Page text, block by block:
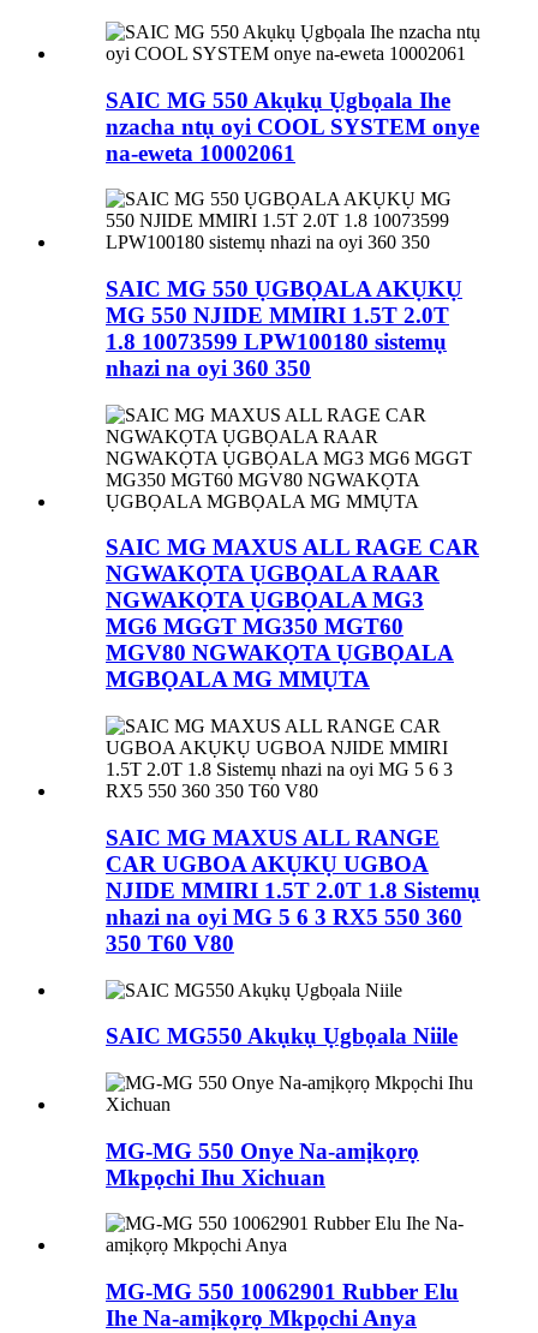
SAIC MG 550 Akụkụ Ụgbọala Ihe
nzacha ntụ oyi COOL SYSTEM onye
na-eweta 10002061
SAIC MG 550 ỤGBỌALA AKỤKỤ
MG 550 NJIDE MMIRI 1.5T 2.0T
1.8 10073599 LPW100180 sistemụ
nhazi na oyi 360 350
SAIC MG MAXUS ALL RAGE CAR
NGWAKỌTA ỤGBỌALA RAAR
NGWAKỌTA ỤGBỌALA MG3
MG6 MGGT MG350 MGT60
MGV80 NGWAKỌTA ỤGBỌALA
MGBỌALA MG MMỤTA
SAIC MG MAXUS ALL RANGE
CAR UGBOA AKỤKỤ UGBOA
NJIDE MMIRI 1.5T 2.0T 1.8 Sistemụ
nhazi na oyi MG 5 6 3 RX5 550 360
350 T60 V80
SAIC MG550 Akụkụ Ụgbọala Niile
MG-MG 550 Onye Na-amịkọrọ
Mkpọchi Ihu Xichuan
MG-MG 550 10062901 Rubber Elu
Ihe Na-amịkọrọ Mkpọchi Anya